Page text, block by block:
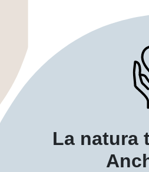
La natura